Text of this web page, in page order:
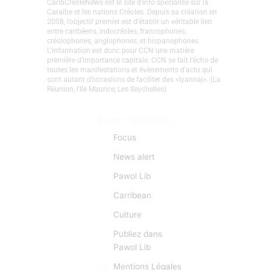
CaribCreoleNews est le site d’info spécialisé sur la
Caraïbe et les nations Créoles. Depuis sa création en
2008, l’objectif premier est d’établir un véritable lien
entre caribéens, indocréoles, francophones,
créolophones, anglophones, et hispanophones.
L’information est donc pour CCN une matière
première d’importance capitale. CCN se fait l’écho de
toutes les manifestations et évènements d'actu qui
sont autant d’occasions de faciliter des «lyannaj». (La
Réunion, l'Ile Maurice, Les Seychelles)
Focus
News alert
Pawol Lib
Carribean
Culture
Publiez dans
Pawol Lib
Mentions Légales